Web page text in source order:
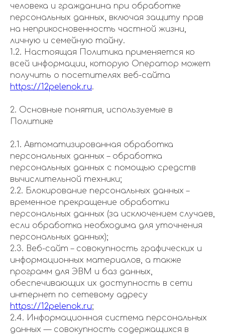
человека и гражданина при обработке
персональных данных, включая защиту прав
на неприкосновенность частной жизни,
личную и семейную тайну.
1.2. Настоящая Политика применяется ко
всей информации, которую Оператор может
получить о посетителях веб-сайта
https://12pelenok.ru.
2. Основные понятия, используемые в
Политике
2.1. Автоматизированная обработка
персональных данных – обработка
персональных данных с помощью средств
вычислительной техники;
2.2. Блокирование персональных данных –
временное прекращение обработки
персональных данных (за исключением случаев,
если обработка необходима для уточнения
персональных данных);
2.3. Веб-сайт – совокупность графических и
информационных материалов, а также
программ для ЭВМ и баз данных,
обеспечивающих их доступность в сети
интернет по сетевому адресу
https://12pelenok.ru;
2.4. Информационная система персональных
данных — совокупность содержащихся в